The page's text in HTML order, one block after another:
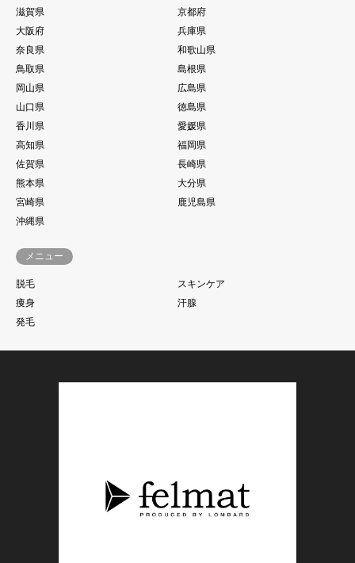
滋賀県
京都府
大阪府
兵庫県
奈良県
和歌山県
鳥取県
島根県
岡山県
広島県
山口県
徳島県
香川県
愛媛県
高知県
福岡県
佐賀県
長崎県
熊本県
大分県
宮崎県
鹿児島県
沖縄県
メニュー
脱毛
スキンケア
痩身
汗腺
発毛